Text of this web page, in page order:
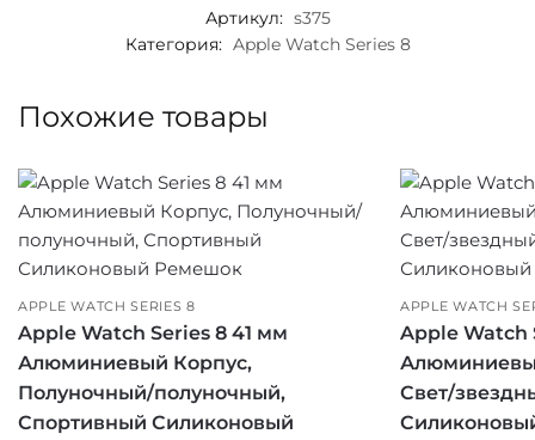
Артикул: s375
Категория: Apple Watch Series 8
Похожие товары
APPLE WATCH SERIES 8
Apple Watch Series 8 41 мм
Алюминиевый Корпус,
Полуночный/полуночный,
Спортивный Силиконовый
APPLE WATCH
Apple Watch
Свет/